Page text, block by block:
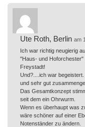
Ute Roth, Berlin am
Ich war richtig neugierig
"Haus- und Hoforchester"
Freystadt!
Und?....ich war
und sehr gut
Das Gesamtkonzept
seit dem ein Ohrwurm.
Wenn es überhaupt was
wäre schöner auf einer
Notenständer zu ändern.